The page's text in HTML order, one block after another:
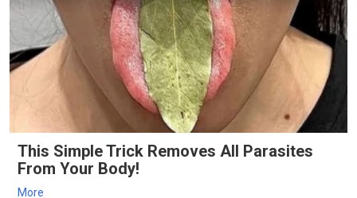
This Simple Trick Removes All Parasites
From Your Body!
More